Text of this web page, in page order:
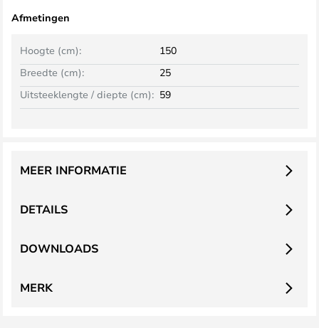
Afmetingen
Breedte (cm): 25
Hoogte (cm): 150
Uitsteeklengte / diepte (cm): 59
DETAILS
MEER INFORMATIE
DOWNLOADS
MERK